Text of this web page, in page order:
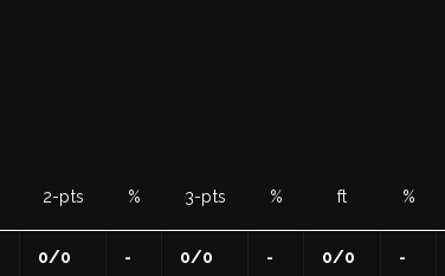
2-pts % 3-pts % ft %
0/0 - 0/0 - 0/0 -